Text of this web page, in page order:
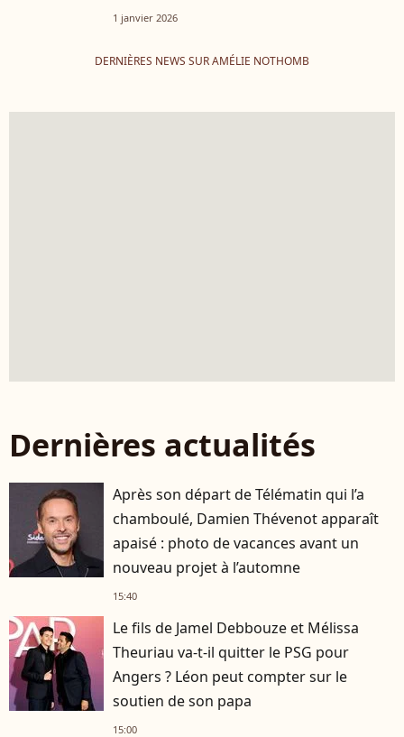
1 janvier 2026
DERNIÈRES NEWS SUR AMÉLIE NOTHOMB
Dernières actualités
Après son départ de Télématin qui l’a
chamboulé, Damien Thévenot apparaît
apaisé : photo de vacances avant un
nouveau projet à l’automne
15:40
Le fils de Jamel Debbouze et Mélissa
Theuriau va-t-il quitter le PSG pour
Angers ? Léon peut compter sur le
soutien de son papa
15:00